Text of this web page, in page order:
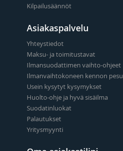
Kilpailusäännöt
Asiakaspalvelu
Yhteystiedot
Maksu- ja toimitustavat
Ilmansuodattimen vaihto-ohjeet
Ilmanvaihtokoneen kennon pesu
Usein kysytyt kysymykset
Huolto-ohje ja hyvä sisäilma
Suodatinluokat
Palautukset
Yritysmyynti